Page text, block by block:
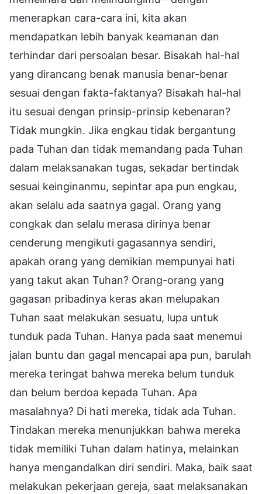
menerapkan cara-cara ini, kita akan
mendapatkan lebih banyak keamanan dan
terhindar dari persoalan besar. Bisakah hal-hal
yang dirancang benak manusia benar-benar
sesuai dengan fakta-faktanya? Bisakah hal-hal
itu sesuai dengan prinsip-prinsip kebenaran?
Tidak mungkin. Jika engkau tidak bergantung
pada Tuhan dan tidak memandang pada Tuhan
dalam melaksanakan tugas, sekadar bertindak
sesuai keinginanmu, sepintar apa pun engkau,
akan selalu ada saatnya gagal. Orang yang
congkak dan selalu merasa dirinya benar
cenderung mengikuti gagasannya sendiri,
apakah orang yang demikian mempunyai hati
yang takut akan Tuhan? Orang-orang yang
gagasan pribadinya keras akan melupakan
Tuhan saat melakukan sesuatu, lupa untuk
tunduk pada Tuhan. Hanya pada saat menemui
jalan buntu dan gagal mencapai apa pun, barulah
mereka teringat bahwa mereka belum tunduk
dan belum berdoa kepada Tuhan. Apa
masalahnya? Di hati mereka, tidak ada Tuhan.
Tindakan mereka menunjukkan bahwa mereka
tidak memiliki Tuhan dalam hatinya, melainkan
hanya mengandalkan diri sendiri. Maka, baik saat
melakukan pekerjaan gereja, saat melaksanakan